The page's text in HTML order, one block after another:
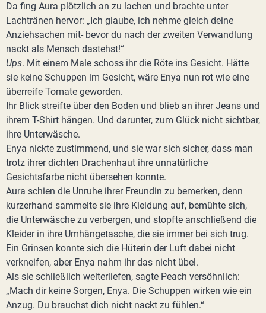
Da fing Aura plötzlich an zu lachen und brachte unter
Lachtränen hervor: „Ich glaube, ich nehme gleich deine
Anziehsachen mit- bevor du nach der zweiten Verwandlung
nackt als Mensch dastehst!“
Ups. Mit einem Male schoss ihr die Röte ins Gesicht. Hätte
sie keine Schuppen im Gesicht, wäre Enya nun rot wie eine
überreife Tomate geworden.
Ihr Blick streifte über den Boden und blieb an ihrer Jeans und
ihrem T-Shirt hängen. Und darunter, zum Glück nicht sichtbar,
ihre Unterwäsche.
Enya nickte zustimmend, und sie war sich sicher, dass man
trotz ihrer dichten Drachenhaut ihre unnatürliche
Gesichtsfarbe nicht übersehen konnte.
Aura schien die Unruhe ihrer Freundin zu bemerken, denn
kurzerhand sammelte sie ihre Kleidung auf, bemühte sich,
die Unterwäsche zu verbergen, und stopfte anschließend die
Kleider in ihre Umhängetasche, die sie immer bei sich trug.
Ein Grinsen konnte sich die Hüterin der Luft dabei nicht
verkneifen, aber Enya nahm ihr das nicht übel.
Als sie schließlich weiterliefen, sagte Peach versöhnlich:
„Mach dir keine Sorgen, Enya. Die Schuppen wirken wie ein
Anzug. Du brauchst dich nicht nackt zu fühlen.“